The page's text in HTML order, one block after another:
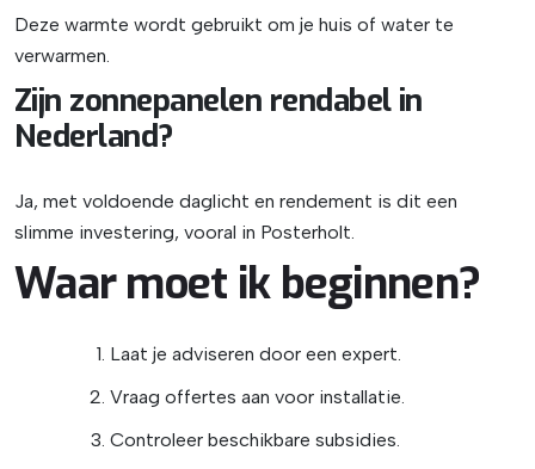
Deze warmte wordt gebruikt om je huis of water te
verwarmen.
Zijn zonnepanelen rendabel in
Nederland?
Ja, met voldoende daglicht en rendement is dit een
slimme investering, vooral in Posterholt.
Waar moet ik beginnen?
Laat je adviseren door een expert.
Vraag offertes aan voor installatie.
Controleer beschikbare subsidies.